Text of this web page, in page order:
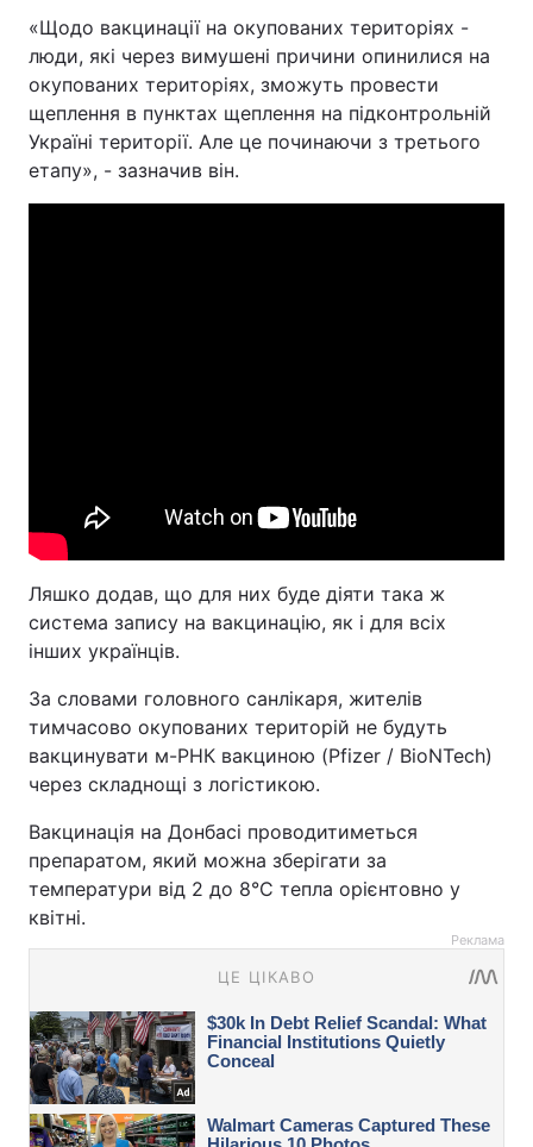
«Щодо вакцинації на окупованих територіях -
люди, які через вимушені причини опинилися на
окупованих територіях, зможуть провести
щеплення в пунктах щеплення на підконтрольній
Україні території. Але це починаючи з третього
етапу», - зазначив він.
Ляшко додав, що для них буде діяти така ж
система запису на вакцинацію, як і для всіх
інших українців.
За словами головного санлікаря, жителів
тимчасово окупованих територій не будуть
вакцинувати м-РНК вакциною (Pfizer / BioNTech)
через складнощі з логістикою.
Вакцинація на Донбасі проводитиметься
препаратом, який можна зберігати за
температури від 2 до 8°С тепла орієнтовно у
квітні.
Реклама